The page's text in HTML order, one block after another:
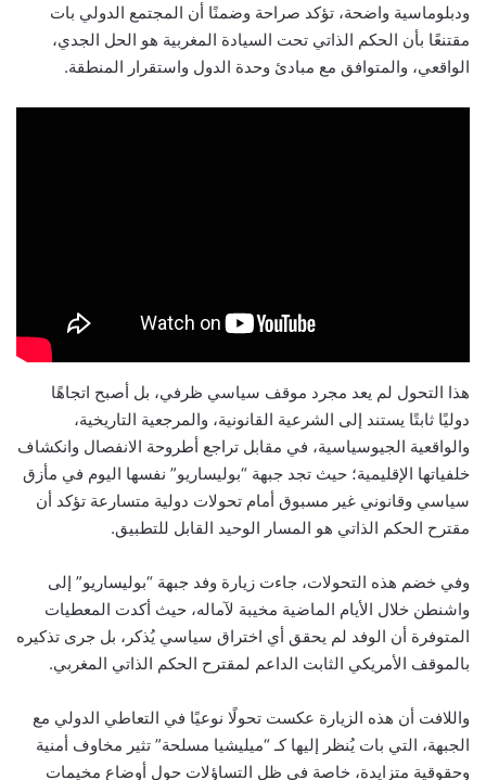
ودبلوماسية واضحة، تؤكد صراحة وضمنًا أن المجتمع الدولي بات
مقتنعًا بأن الحكم الذاتي تحت السيادة المغربية هو الحل الجدي،
الواقعي، والمتوافق مع مبادئ وحدة الدول واستقرار المنطقة.
هذا التحول لم يعد مجرد موقف سياسي ظرفي، بل أصبح اتجاهًا
دوليًا ثابتًا يستند إلى الشرعية القانونية، والمرجعية التاريخية،
والواقعية الجيوسياسية، في مقابل تراجع أطروحة الانفصال وانكشاف
خلفياتها الإقليمية؛ حيث تجد جبهة “بوليساريو” نفسها اليوم في مأزق
سياسي وقانوني غير مسبوق أمام تحولات دولية متسارعة تؤكد أن
مقترح الحكم الذاتي هو المسار الوحيد القابل للتطبيق.
وفي خضم هذه التحولات، جاءت زيارة وفد جبهة “بوليساريو” إلى
واشنطن خلال الأيام الماضية مخيبة لآماله، حيث أكدت المعطيات
المتوفرة أن الوفد لم يحقق أي اختراق سياسي يُذكر، بل جرى تذكيره
بالموقف الأمريكي الثابت الداعم لمقترح الحكم الذاتي المغربي.
واللافت أن هذه الزيارة عكست تحولًا نوعيًا في التعاطي الدولي مع
الجبهة، التي بات يُنظر إليها كـ “ميليشيا مسلحة” تثير مخاوف أمنية
وحقوقية متزايدة، خاصة في ظل التساؤلات حول أوضاع مخيمات